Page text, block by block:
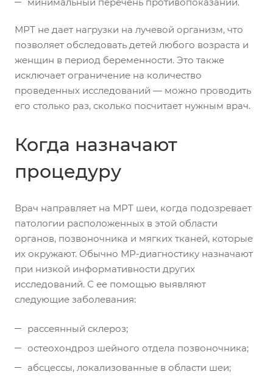
минимальный перечень противопоказаний.
МРТ не дает нагрузки на лучевой организм, что
позволяет обследовать детей любого возраста и
женщин в период беременности. Это также
исключает ограничение на количество
проведенных исследований — можно проводить
его столько раз, сколько посчитает нужным врач.
Когда назначают
процедуру
Врач направляет на МРТ шеи, когда подозревает
патологии расположенных в этой области
органов, позвоночника и мягких тканей, которые
их окружают. Обычно МР-диагностику назначают
при низкой информативности других
исследований. С ее помощью выявляют
следующие заболевания:
рассеянный склероз;
остеохондроз шейного отдела позвоночника;
абсцессы, локализованные в области шеи;